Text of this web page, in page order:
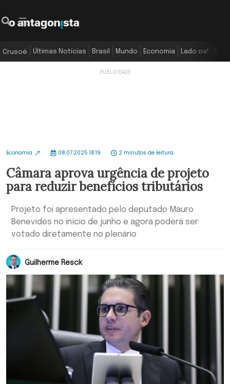
Crusoé Últimas Notícias Brasil Mundo Economia Lado oa!
Economia 08.07.2025 18:19 2 minutos de leitura
Câmara aprova urgência de projeto
para reduzir benefícios tributários
Projeto foi apresentado pelo deputado Mauro
Benevides no início de junho e agora poderá ser
votado diretamente no plenário
Guilherme Resck